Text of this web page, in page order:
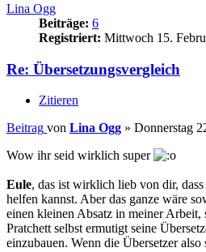
Lina Ogg
Beiträge: 6
Registriert: Mittwoch 15.
Re: Übersetzungsvergleich
Zitieren
Beitrag von Lina Ogg » Donnerstag
Wow ihr seid wirklich super
Eule, das ist wirklich lieb von dir,
helfen kannst. Aber das ganze wäre
einen kleinen Absatz in meiner Arbeit,
Pratchett selbst ermutigt seine
einzubauen. Wenn die Übersetzer